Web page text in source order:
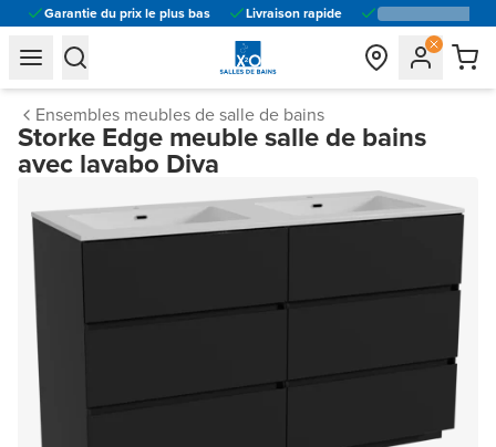
Garantie du prix le plus bas Livraison rapide
general.navigation.toggle_menu.label
general.navigation.toggle_menu.label
Ensembles meubles de salle de bains
Storke Edge meuble salle de bains
avec lavabo Diva